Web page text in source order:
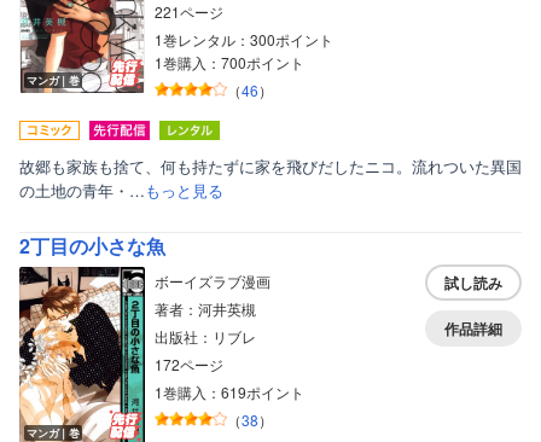
マンガ｜巻
221ページ
1巻レンタル：300ポイント
1巻購入：700ポイント
（46）
故郷も家族も捨て、何も持たずに家を飛びだしたニコ。流れついた異国
の土地の青年・…もっと見る
2丁目の小さな魚
マンガ｜巻
ボーイズラブ漫画
著者：河井英槻
出版社：リブレ
172ページ
1巻購入：619ポイント
（38）
試し読み
作品詳細